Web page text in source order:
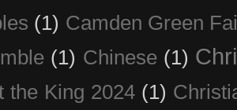
(1) Camden Green
(1) Chinese (1)
the King 2024 (1)